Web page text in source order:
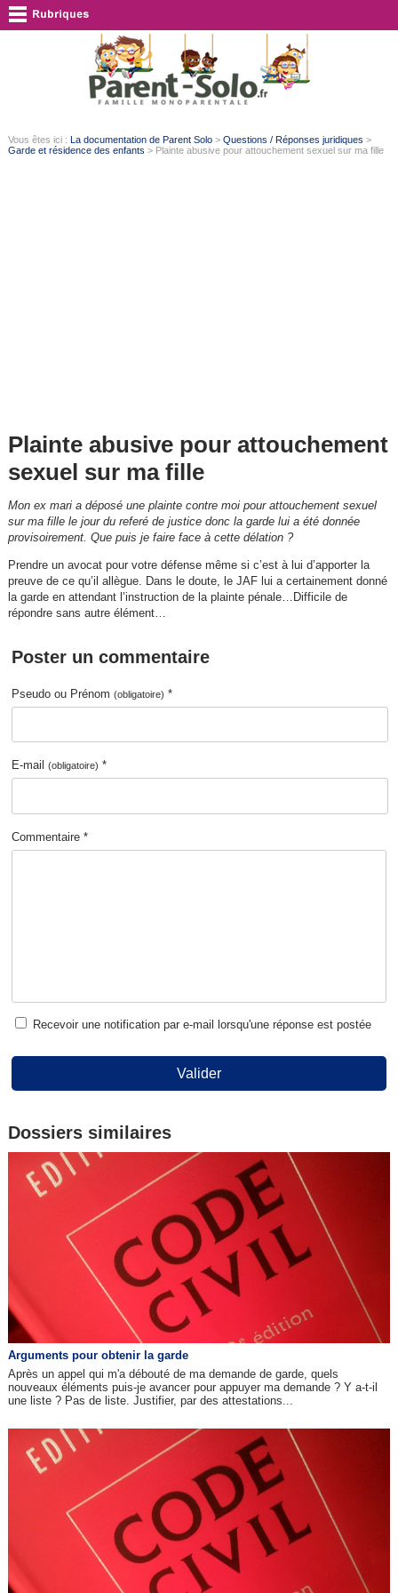
Vous êtes ici : La documentation de Parent Solo> Questions / Réponses juridiques >
Garde et résidence des enfants > Plainte abusive pour attouchement sexuel sur ma fille
Plainte abusive pour attouchement
sexuel sur ma fille
Mon ex mari a déposé une plainte contre moi pour attouchement sexuel
sur ma fille le jour du referé de justice donc la garde lui a été donnée
provisoirement. Que puis je faire face à cette délation ?
Prendre un avocat pour votre défense même si c’est à lui d’apporter la
preuve de ce qu’il allègue. Dans le doute, le JAF lui a certainement donné
la garde en attendant l’instruction de la plainte pénale…Difficile de
répondre sans autre élément…
Poster un commentaire
Pseudo ou Prénom(obligatoire) *
E-mail(obligatoire) *
Commentaire *
Recevoir une notification par e-mail lorsqu'une réponse est postée
Valider
Dossiers similaires
Arguments pour obtenir la garde
Après un appel qui m'a débouté de ma demande de garde, quels
nouveaux éléments puis-je avancer pour appuyer ma demande ? Y a-t-il
une liste ? Pas de liste. Justifier, par des attestations...